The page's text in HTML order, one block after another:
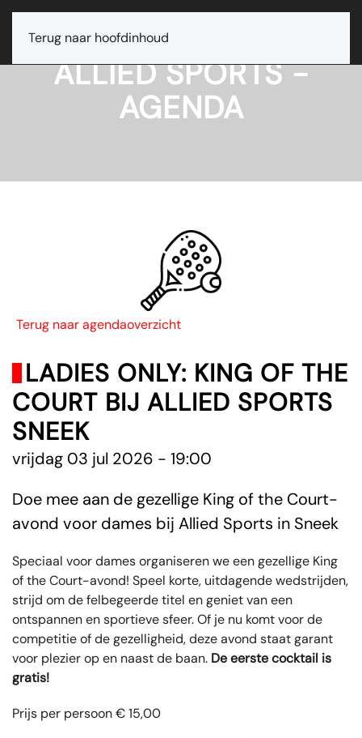
Terug naar hoofdinhoud
ALLIED SPORTS -
AGENDA
Terug naar agendaoverzicht
LADIES ONLY: KING OF THE
COURT BIJ ALLIED SPORTS
SNEEK
vrijdag 03 jul 2026 - 19:00
Doe mee aan de gezellige King of the Court-
avond voor dames bij Allied Sports in Sneek
Speciaal voor dames organiseren we een gezellige King
of the Court-avond! Speel korte, uitdagende wedstrijden,
strijd om de felbegeerde titel en geniet van een
ontspannen en sportieve sfeer. Of je nu komt voor de
competitie of de gezelligheid, deze avond staat garant
voor plezier op en naast de baan. De eerste cocktail is
gratis!
Prijs per persoon € 15,00